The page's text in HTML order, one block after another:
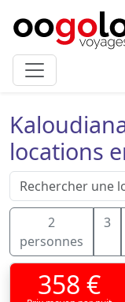
locations
2
personnes
3
358 €